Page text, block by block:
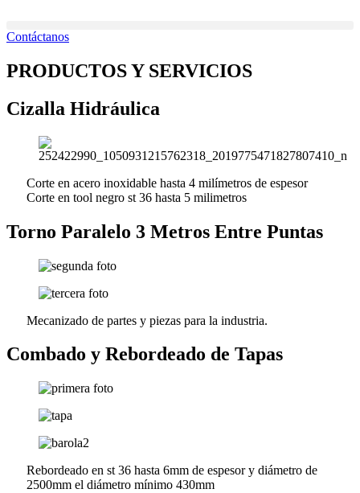
contenido
Contáctanos
PRODUCTOS Y SERVICIOS
Cizalla Hidráulica
Corte en acero inoxidable hasta 4 milímetros de espesor
Corte en tool negro st 36 hasta 5 milimetros
Torno Paralelo 3 Metros Entre Puntas
Mecanizado de partes y piezas para la industria.
Combado y Rebordeado de Tapas
Rebordeado en st 36 hasta 6mm de espesor y diámetro de
2500mm el diámetro mínimo 430mm